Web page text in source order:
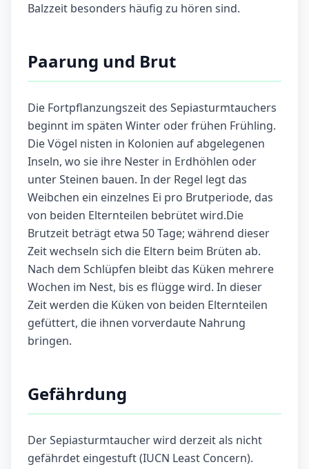
Balzzeit besonders häufig zu hören sind.
Paarung und Brut
Die Fortpflanzungszeit des Sepiasturmtauchers
beginnt im späten Winter oder frühen Frühling.
Die Vögel nisten in Kolonien auf abgelegenen
Inseln, wo sie ihre Nester in Erdhöhlen oder
unter Steinen bauen. In der Regel legt das
Weibchen ein einzelnes Ei pro Brutperiode, das
von beiden Elternteilen bebrütet wird.Die
Brutzeit beträgt etwa 50 Tage; während dieser
Zeit wechseln sich die Eltern beim Brüten ab.
Nach dem Schlüpfen bleibt das Küken mehrere
Wochen im Nest, bis es flügge wird. In dieser
Zeit werden die Küken von beiden Elternteilen
gefüttert, die ihnen vorverdaute Nahrung
bringen.
Gefährdung
Der Sepiasturmtaucher wird derzeit als nicht
gefährdet eingestuft (IUCN Least Concern).